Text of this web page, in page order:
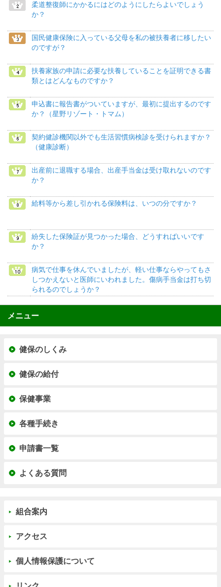
柔道整復師にかかるにはどのようにしたらよいでしょう
か？
国民健康保険に入っている父母を私の被扶養者に移したい
のですが？
扶養家族の申請に必要な扶養していることを証明できる書
類とはどんなものですか？
申込書に報告書がついていますが、最初に提出するのです
か？（星野リゾート・トマム）
契約健診機関以外でも生活習慣病検診を受けられますか？
（健康診断）
出産前に退職する場合、出産手当金は受け取れないのです
か？
給料等から差し引かれる保険料は、いつの分ですか？
紛失した保険証が見つかった場合、どうすればいいです
か？
病気で仕事を休んでいましたが、軽い仕事ならやってもさ
しつかえないと医師にいわれました。傷病手当金は打ち切
られるのでしょうか？
メニュー
健保のしくみ
健保の給付
保健事業
各種手続き
申請書一覧
よくある質問
組合案内
アクセス
個人情報保護について